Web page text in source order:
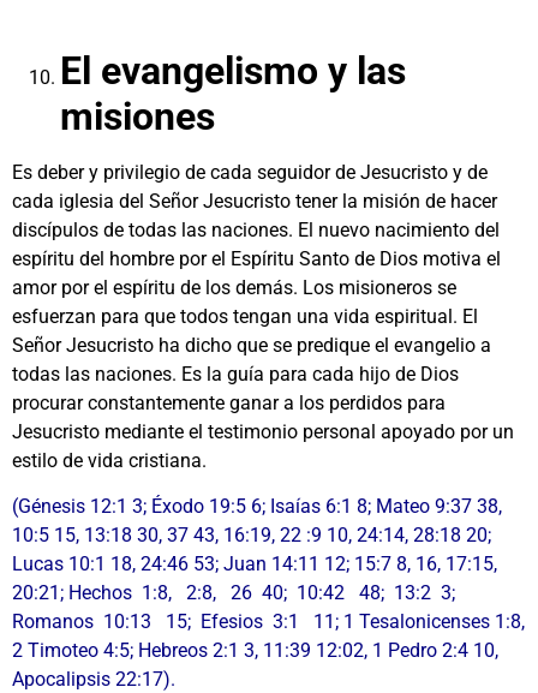
El evangelismo y las
misiones
Es deber y privilegio de cada seguidor de Jesucristo y de
cada iglesia del Señor Jesucristo tener la misión de hacer
discípulos de todas las naciones. El nuevo nacimiento del
espíritu del hombre por el Espíritu Santo de Dios motiva el
amor por el espíritu de los demás. Los misioneros se
esfuerzan para que todos tengan una vida espiritual. El
Señor Jesucristo ha dicho que se predique el evangelio a
todas las naciones. Es la guía para cada hijo de Dios
procurar constantemente ganar a los perdidos para
Jesucristo mediante el testimonio personal apoyado por un
estilo de vida cristiana.
(Génesis 12:1 3; Éxodo 19:5 6; Isaías 6:1 8; Mateo 9:37 38,
10:5 15, 13:18 30, 37 43, 16:19, 22 :9 10, 24:14, 28:18 20;
Lucas 10:1 18, 24:46 53; Juan 14:11 12; 15:7 8, 16, 17:15,
20:21; Hechos 1:8, 2:8, 26 40; 10:42 48; 13:2 3;
Romanos 10:13 15; Efesios 3:1 11; 1 Tesalonicenses 1:8,
2 Timoteo 4:5; Hebreos 2:1 3, 11:39 12:02, 1 Pedro 2:4 10,
Apocalipsis 22:17).